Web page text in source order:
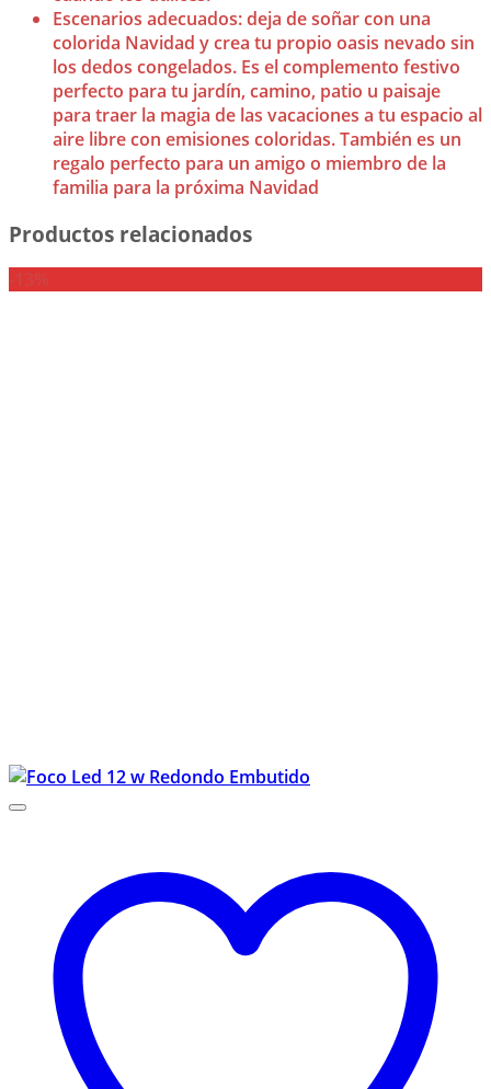
Escenarios adecuados: deja de soñar con una
colorida Navidad y crea tu propio oasis nevado sin
los dedos congelados. Es el complemento festivo
perfecto para tu jardín, camino, patio u paisaje
para traer la magia de las vacaciones a tu espacio al
aire libre con emisiones coloridas. También es un
regalo perfecto para un amigo o miembro de la
familia para la próxima Navidad
Productos relacionados